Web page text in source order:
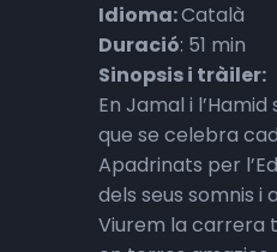
Idioma:Català
Duració: 51 min
Sinopsis i tràiler:
En Jamal i
que se celebra
Apadrinats per
dels seus somnis i
Viurem la carrera